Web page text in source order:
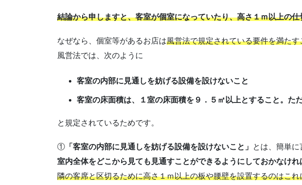
結論から申しますと、客室が個室になっていたり、高さ１ｍ以上の
なぜなら、個室等があるお店は風営法で規定されている要件を満た
風営法では、次のように
客室の内部に見通しを妨げる設備を設けないこと
客室の床面積は、１室の床面積を９．５㎡以上とすること。た
と規定されているためです。
① 「客室の内部に見通しを妨げる設備を設けないこと」 とは、簡単に
室内全体をどこから見ても見通すことができるようにしておかなけれ
隣の客席と区切るために高さ１ｍ以上の板や腰壁を設置するのはこ